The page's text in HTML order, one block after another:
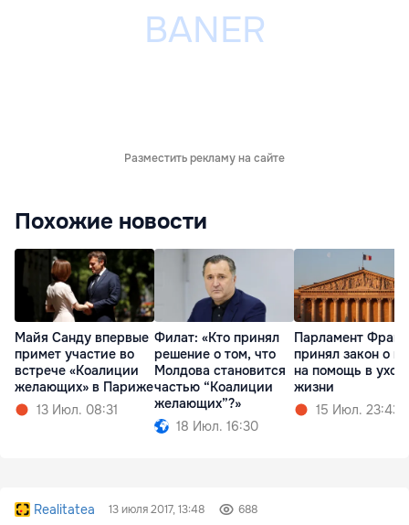
Разместить рекламу на сайте
Похожие новости
Майя Санду впервые
примет участие во
встрече «Коалиции
желающих» в Париже
13 Июл. 08:31
Филат: «Кто принял
решение о том, что
Молдова становится
частью “Коалиции
желающих”?»
18 Июл. 16:30
Парламент
принял закон о
на помощь в
жизни
15 Июл. 23:43
Realitatea 13 июля 2017, 13:48 688